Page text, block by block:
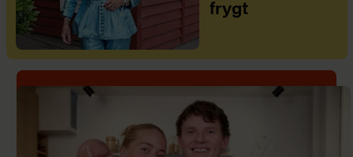
frygt